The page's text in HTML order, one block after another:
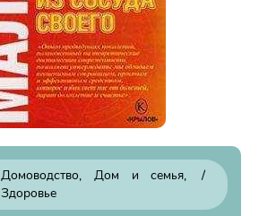
Домоводство, Дом и семья
/
Здоровье